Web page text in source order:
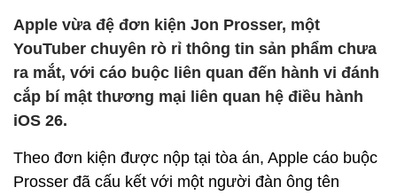
Apple vừa đệ đơn kiện Jon Prosser, một
YouTuber chuyên rò rỉ thông tin sản phẩm chưa
ra mắt, với cáo buộc liên quan đến hành vi đánh
cắp bí mật thương mại liên quan hệ điều hành
iOS 26.
Theo đơn kiện được nộp tại tòa án, Apple cáo buộc
Prosser đã cấu kết với một người đàn ông tên